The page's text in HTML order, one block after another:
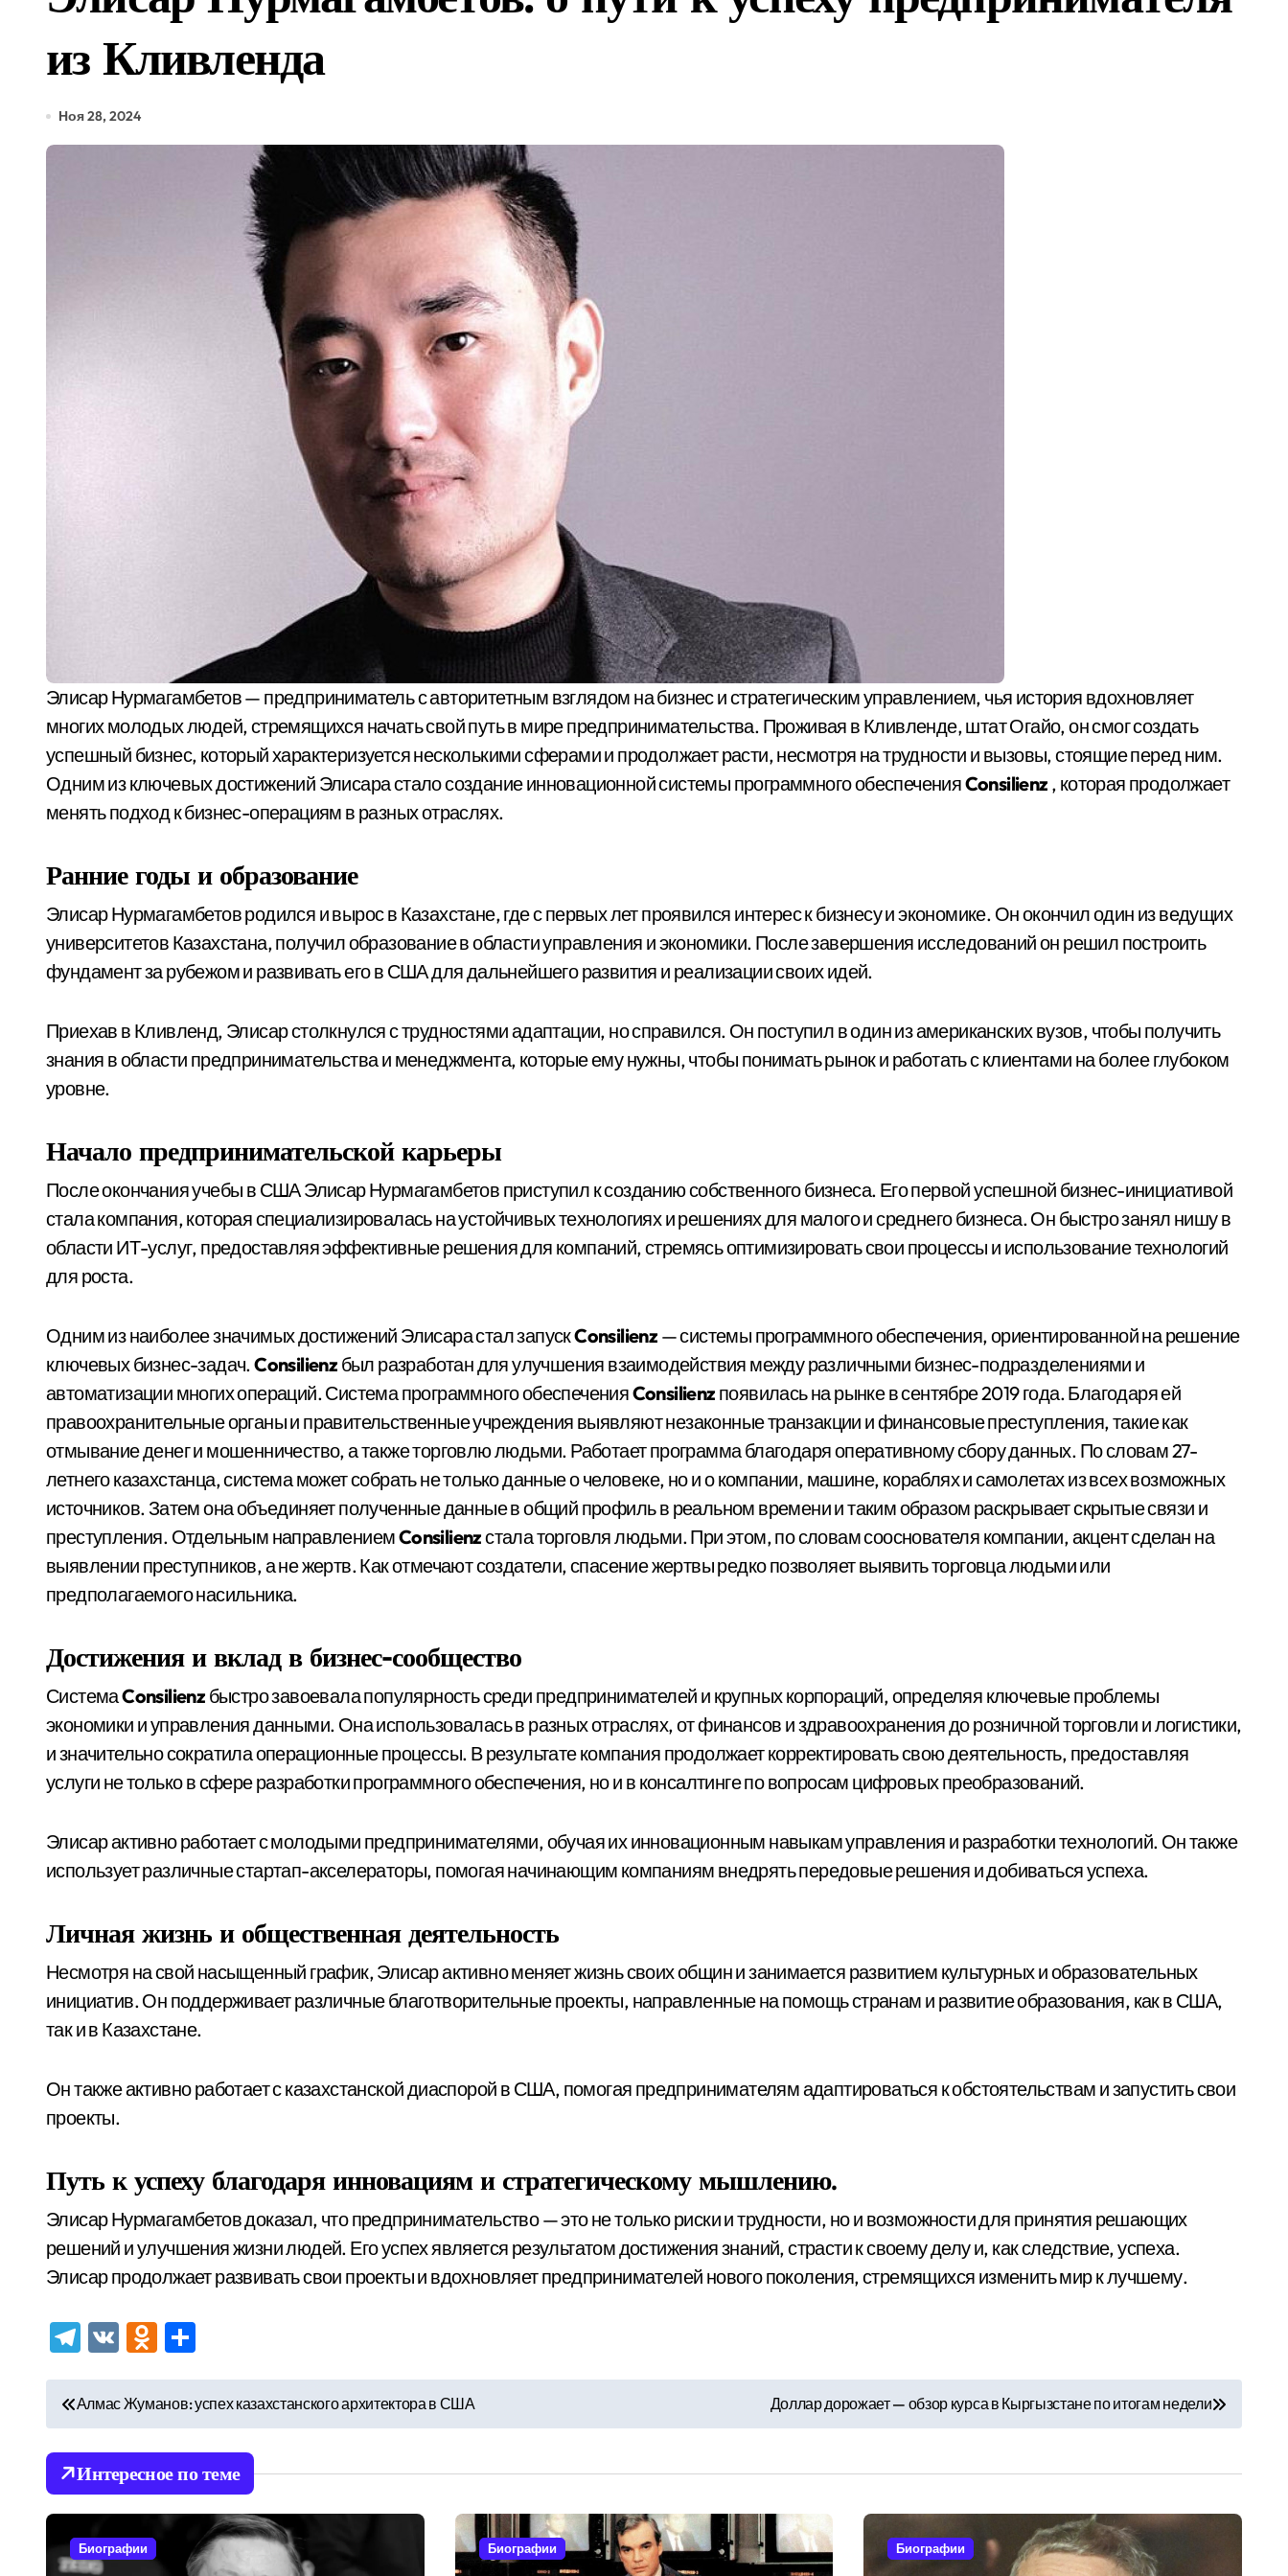
В России создадут 12 круглогодичных курортов в рамках проекта «Пять морей и озеро Байкал»
В Горно-Алтайске появится новый современный аэропорт для роста турпотока
из Кливленда
Ноя 28, 2024
Элисар Нурмагамбетов — предприниматель с авторитетным взглядом на бизнес и стратегическим управлением, чья история вдохновляет
многих молодых людей, стремящихся начать свой путь в мире предпринимательства. Проживая в Кливленде, штат Огайо, он смог создать
успешный бизнес, который характеризуется несколькими сферами и продолжает расти, несмотря на трудности и вызовы, стоящие перед ним.
Одним из ключевых достижений Элисара стало создание инновационной системы программного обеспеченияConsilienz , которая продолжает
менять подход к бизнес-операциям в разных отраслях.
Ранние годы и образование
Элисар Нурмагамбетов родился и вырос в Казахстане, где с первых лет проявился интерес к бизнесу и экономике. Он окончил один из ведущих
университетов Казахстана, получил образование в области управления и экономики. После завершения исследований он решил построить
фундамент за рубежом и развивать его в США для дальнейшего развития и реализации своих идей.
Приехав в Кливленд, Элисар столкнулся с трудностями адаптации, но справился. Он поступил в один из американских вузов, чтобы получить
знания в области предпринимательства и менеджмента, которые ему нужны, чтобы понимать рынок и работать с клиентами на более глубоком
уровне.
Начало предпринимательской карьеры
После окончания учебы в США Элисар Нурмагамбетов приступил к созданию собственного бизнеса. Его первой успешной бизнес-инициативой
стала компания, которая специализировалась на устойчивых технологиях и решениях для малого и среднего бизнеса. Он быстро занял нишу в
области ИТ-услуг, предоставляя эффективные решения для компаний, стремясь оптимизировать свои процессы и использование технологий
для роста.
Одним из наиболее значимых достижений Элисара стал запускConsilienz — системы программного обеспечения, ориентированной на решение
ключевых бизнес-задач.Consilienz был разработан для улучшения взаимодействия между различными бизнес-подразделениями и
автоматизации многих операций. Система программного обеспеченияConsilienz появилась на рынке в сентябре 2019 года. Благодаря ей
правоохранительные органы и правительственные учреждения выявляют незаконные транзакции и финансовые преступления, такие как
отмывание денег и мошенничество, а также торговлю людьми. Работает программа благодаря оперативному сбору данных. По словам 27-
летнего казахстанца, система может собрать не только данные о человеке, но и о компании, машине, кораблях и самолетах из всех возможных
источников. Затем она объединяет полученные данные в общий профиль в реальном времени и таким образом раскрывает скрытые связи и
преступления. Отдельным направлениемConsilienzстала торговля людьми. При этом, по словам сооснователя компании, акцент сделан на
выявлении преступников, а не жертв. Как отмечают создатели, спасение жертвы редко позволяет выявить торговца людьми или
предполагаемого насильника.
Достижения и вклад в бизнес-сообщество
СистемаConsilienz быстро завоевала популярность среди предпринимателей и крупных корпораций, определяя ключевые проблемы
экономики и управления данными. Она использовалась в разных отраслях, от финансов и здравоохранения до розничной торговли и логистики,
и значительно сократила операционные процессы. В результате компания продолжает корректировать свою деятельность, предоставляя
услуги не только в сфере разработки программного обеспечения, но и в консалтинге по вопросам цифровых преобразований.
Элисар активно работает с молодыми предпринимателями, обучая их инновационным навыкам управления и разработки технологий. Он также
использует различные стартап-акселераторы, помогая начинающим компаниям внедрять передовые решения и добиваться успеха.
Личная жизнь и общественная деятельность
Несмотря на свой насыщенный график, Элисар активно меняет жизнь своих общин и занимается развитием культурных и образовательных
инициатив. Он поддерживает различные благотворительные проекты, направленные на помощь странам и развитие образования, как в США,
так и в Казахстане.
Он также активно работает с казахстанской диаспорой в США, помогая предпринимателям адаптироваться к обстоятельствам и запустить свои
проекты.
Путь к успеху благодаря инновациям и стратегическому мышлению.
Элисар Нурмагамбетов доказал, что предпринимательство — это не только риски и трудности, но и возможности для принятия решающих
решений и улучшения жизни людей. Его успех является результатом достижения знаний, страсти к своему делу и, как следствие, успеха.
Элисар продолжает развивать свои проекты и вдохновляет предпринимателей нового поколения, стремящихся изменить мир к лучшему.
Telegram
VK Odnoklassniki
Н
а
и
г
Алмас Жуманов: успех казахстанского архитектора в США Доллар дорожает — обзор курса в Кыргызстане по итогам недели
Интересное по теме
Биографии Биографии Биографии